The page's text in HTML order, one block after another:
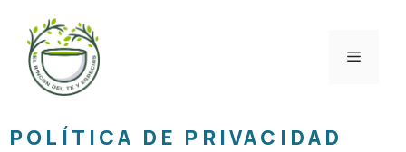
POLÍTICA DE PRIVACIDAD